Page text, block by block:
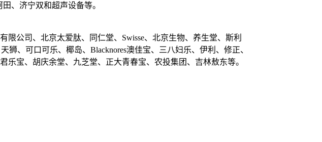
、济宁双和超声设备等。
限公司、北京太爱肽、同仁堂、Swisse、北京生物、养生堂、斯利
、可口可乐、椰岛、Blacknores澳佳宝、三八妇乐、伊利、修正、
宝、胡庆余堂、九芝堂、正大青春宝、农投集团、吉林敖东等。